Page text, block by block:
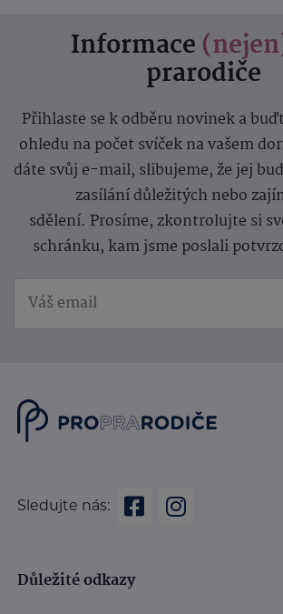
Informace
prarodiče
Přihlaste se k odběru novinek a
ohledu na počet svíček na vašem
dáte svůj e-mail, slibujeme, že jej
zasílání důležitých nebo
sdělení. Prosíme, zkontrolujte si
schránku, kam jsme poslali
Sledujte nás:
Důležité odkazy